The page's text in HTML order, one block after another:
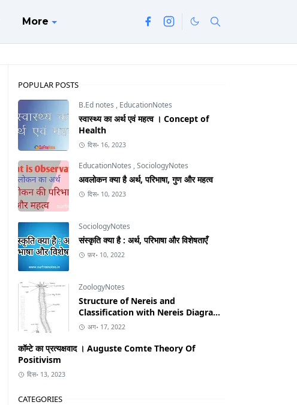
More
POPULAR POSTS
B.Ed notes , EducationNotes
स्वास्थ्य का अर्थ एवं महत्व । Concept of
Health
दिस॰ 16, 2023
EducationNotes ,SociologyNotes
अवलोकन क्या है अर्थ, परिभाषा, गुण और महत्व
दिस॰ 10, 2023
SociologyNotes
संस्कृति क्या है : अर्थ, परिभाषा और विशेषताएँ
फ़र॰ 10, 2022
ZoologyNotes
Structure of Nereis and
Classification with Nereis Diagram
in Hindi
अग॰ 17, 2022
कॉम्टे का प्रत्यक्षवाद । Auguste Comte Theory Of
Positivism
दिस॰ 13, 2023
CATEGORIES